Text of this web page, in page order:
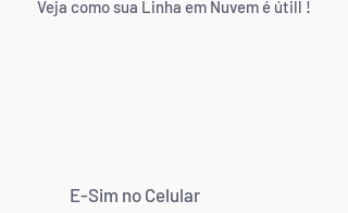
Veja como sua Linha em Nuvem é útill !
E-Sim no Celular